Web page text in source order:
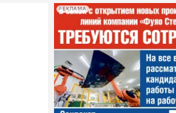
РЕКЛАМА